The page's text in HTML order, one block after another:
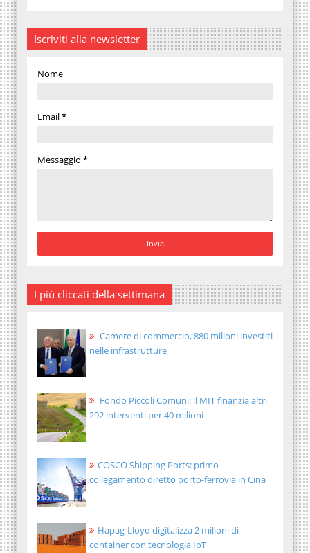
Iscriviti alla newsletter
Nome
Email*
Messaggio *
I più cliccati della settimana
Camere di commercio, 880 milioni investiti
nelle infrastrutture
Fondo Piccoli Comuni: il MIT finanzia altri
292 interventi per 40 milioni
COSCO Shipping Ports: primo
collegamento diretto porto-ferrovia in Cina
Hapag-Lloyd digitalizza 2 milioni di
container con tecnologia IoT